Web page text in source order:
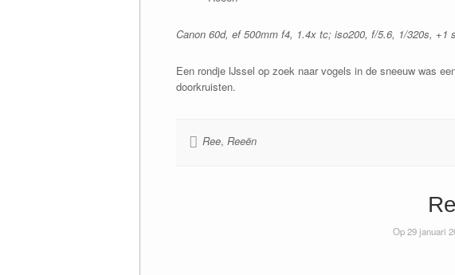
Canon 60d, ef 500mm f4, 1.4x tc; iso200, f/5.6, 1/320s, +1
Een rondje IJssel op zoek naar vogels in de sneeuw was
doorkruisten.
Ree, Reeën
Op 29 januari